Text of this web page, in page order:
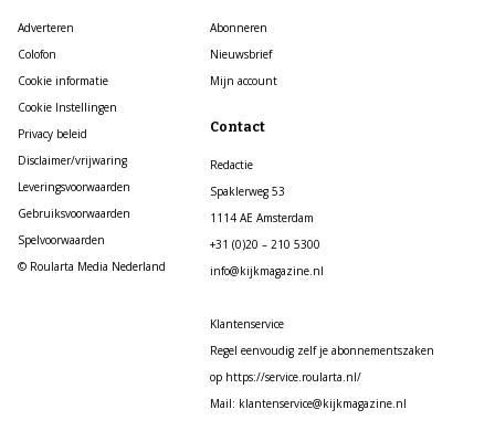
Adverteren
Colofon
Cookie informatie
Cookie Instellingen
Privacy beleid
Disclaimer/vrijwaring
Leveringsvoorwaarden
Gebruiksvoorwaarden
Spelvoorwaarden
© Roularta Media Nederland
Abonneren
Nieuwsbrief
Mijn account
Contact
Redactie
Spaklerweg 53
1114 AE Amsterdam
+31 (0)20 – 210 5300
info@kijkmagazine.nl
Klantenservice
Regel eenvoudig zelf je abonnementszaken
op https://service.roularta.nl/
Mail: klantenservice@kijkmagazine.nl